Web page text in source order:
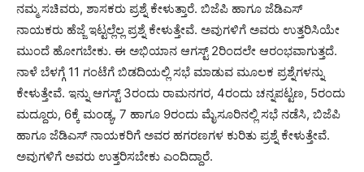
ನಮ್ಮ ಸಚಿವರು, ಶಾಸಕರು ಪ್ರಶ್ನೆ ಕೇಳುತ್ತಾರೆ. ಬಿಜೆಪಿ ಹಾಗೂ ಜೆಡಿಎಸ್‌
ನಾಯಕರು ಹೆಜ್ಜೆ ಇಟ್ಟಲ್ಲೆಲ್ಲ ಪ್ರಶ್ನೆ ಕೇಳುತ್ತೇವೆ. ಅವುಗಳಿಗೆ ಅವರು ಉತ್ತರಿಸಿಯೇ
ಮುಂದೆ ಹೋಗಬೇಕು. ಈ ಅಭಿಯಾನ ಆಗಸ್ಟ್‌ 2ರಿಂದಲೇ ಆರಂಭವಾಗುತ್ತದೆ.
ನಾಳೆ ಬೆಳಗ್ಗೆ 11 ಗಂಟೆಗೆ ಬಿಡದಿಯಲ್ಲಿ ಸಭೆ ಮಾಡುವ ಮೂಲಕ ಪ್ರಶ್ನೆಗಳನ್ನು
ಕೇಳುತ್ತೇವೆ. ಇನ್ನು ಆಗಸ್ಟ್‌ 3ರಂದು ರಾಮನಗರ, 4ರಂದು ಚನ್ನಪಟ್ಟಣ, 5ರಂದು
ಮದ್ದೂರು, 6ಕ್ಕೆ ಮಂಡ್ಯ, 7 ಹಾಗೂ 9ರಂದು ಮೈಸೂರಿನಲ್ಲಿ ಸಭೆ ನಡೆಸಿ, ಬಿಜೆಪಿ
ಹಾಗೂ ಜೆಡಿಎಸ್‌ ನಾಯಕರಿಗೆ ಅವರ ಹಗರಣಗಳ ಕುರಿತು ಪ್ರಶ್ನೆ ಕೇಳುತ್ತೇವೆ.
ಅವುಗಳಿಗೆ ಅವರು ಉತ್ತರಿಸಬೇಕು ಎಂದಿದ್ದಾರೆ.